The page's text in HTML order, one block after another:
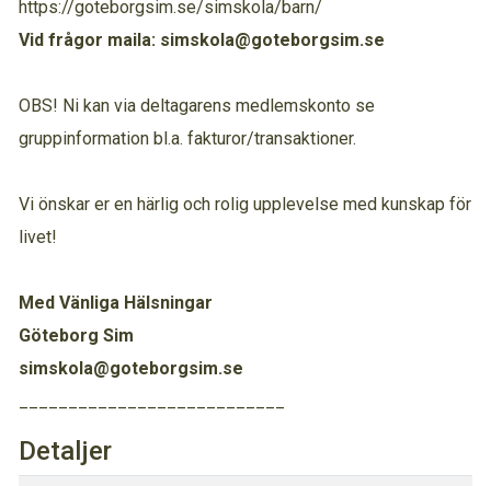
https://goteborgsim.se/simskola/barn/
Vid frågor maila: simskola@goteborgsim.se
OBS! Ni kan via deltagarens medlemskonto se
gruppinformation bl.a. fakturor/transaktioner.
Vi önskar er en härlig och rolig upplevelse med kunskap för
livet!
Med Vänliga Hälsningar
Göteborg Sim
simskola@goteborgsim.se
Detaljer